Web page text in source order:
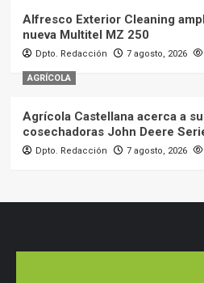
Alfresco Exterior Cleaning
nueva Multitel MZ 250
Dpto. Redacción 7 agosto, 2026
AGRÍCOLA
Agrícola Castellana acerca a
cosechadoras John Deere
Dpto. Redacción 7 agosto, 2026